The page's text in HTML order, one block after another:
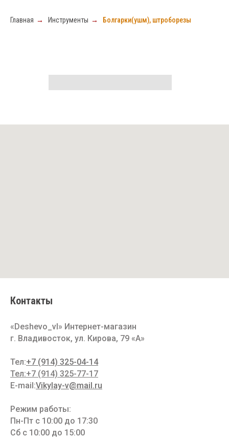
Главная → Инструменты → Болгарки(ушм), штроборезы
Контакты
«Deshevo_vl» Интернет-магазин
г. Владивосток, ул. Кирова, 79 «A»
Тел:+7 (914) 325-04-14
Тел:+7 (914) 325-77-17
E-mail:Vikylay-v@mail.ru
Режим работы:
Пн-Пт с 10:00 до 17:30
Сб с 10:00 до 15:00